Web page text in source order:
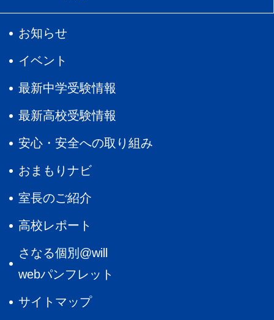
お知らせ
イベント
最新中学受験情報
最新高校受験情報
安心・安全への取り組み
おまもりナビ
室長のご紹介
高校レポート
さなる個別@will
webパンフレット
サイトマップ